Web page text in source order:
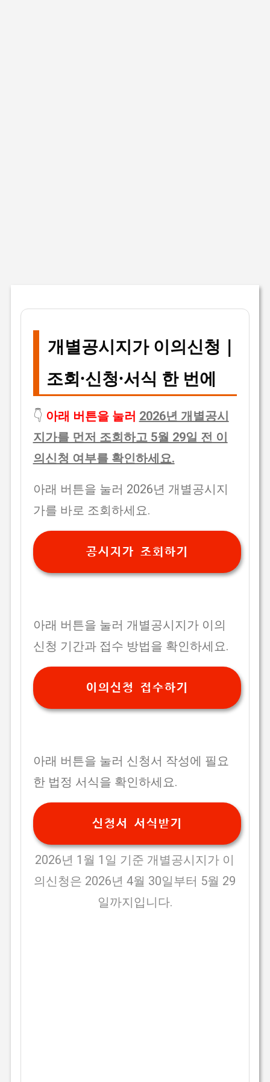
개별공시지가 이의신청 |
조회·신청·서식 한 번에
👇 아래 버튼을 눌러 2026년 개별공시
지가를 먼저 조회하고 5월 29일 전 이
의신청 여부를 확인하세요.
아래 버튼을 눌러 2026년 개별공시지
가를 바로 조회하세요.
공시지가 조회하기
아래 버튼을 눌러 개별공시지가 이의
신청 기간과 접수 방법을 확인하세요.
이의신청 접수하기
아래 버튼을 눌러 신청서 작성에 필요
한 법정 서식을 확인하세요.
신청서 서식받기
2026년 1월 1일 기준 개별공시지가 이
의신청은 2026년 4월 30일부터 5월 29
일까지입니다.